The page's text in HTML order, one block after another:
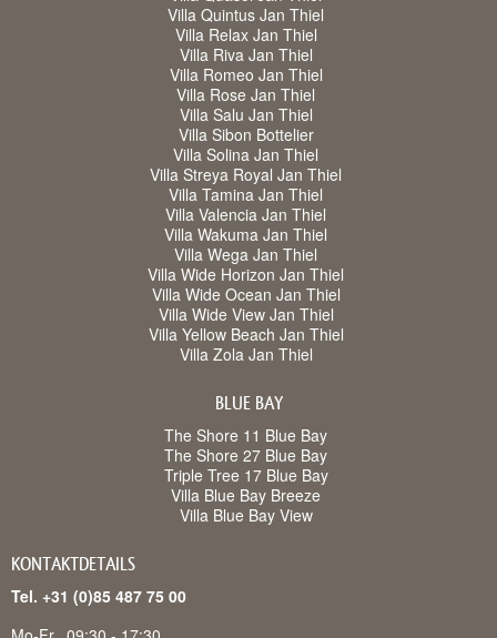
Villa Quintus Jan Thiel
Villa Relax Jan Thiel
Villa Riva Jan Thiel
Villa Romeo Jan Thiel
Villa Rose Jan Thiel
Villa Salu Jan Thiel
Villa Sibon Bottelier
Villa Solina Jan Thiel
Villa Streya Royal Jan Thiel
Villa Tamina Jan Thiel
Villa Valencia Jan Thiel
Villa Wakuma Jan Thiel
Villa Wega Jan Thiel
Villa Wide Horizon Jan Thiel
Villa Wide Ocean Jan Thiel
Villa Wide View Jan Thiel
Villa Yellow Beach Jan Thiel
Villa Zola Jan Thiel
BLUE BAY
The Shore 11 Blue Bay
The Shore 27 Blue Bay
Triple Tree 17 Blue Bay
Villa Blue Bay Breeze
Villa Blue Bay View
KONTAKTDETAILS
Tel. +31 (0)85 487 75 00